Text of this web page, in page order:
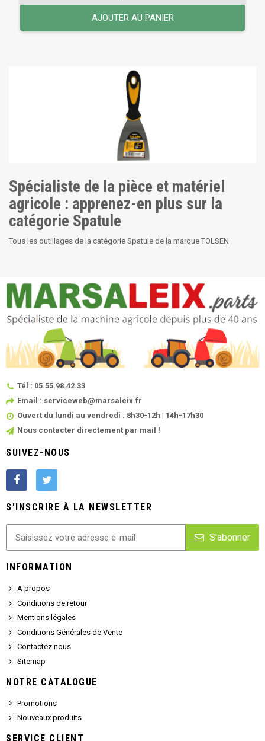
AJOUTER AU PANIER
Spécialiste de la pièce et matériel
agricole : apprenez-en plus sur la
catégorie Spatule
Tous les outillages de la catégorie Spatule de la marque TOLSEN
Tél : 05.55.98.42.33
Email : serviceweb@marsaleix.fr
Ouvert du lundi au vendredi : 8h30-12h | 14h-17h30
Nous contacter directement par mail !
SUIVEZ-NOUS
S'INSCRIRE À LA NEWSLETTER
S'abonner
INFORMATION
A propos
Conditions de retour
Mentions légales
Conditions Générales de Vente
Contactez nous
Sitemap
NOTRE CATALOGUE
Promotions
Nouveaux produits
SERVICE CLIENT